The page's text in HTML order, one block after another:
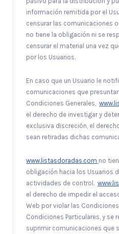
información remitida por el
censurar las comunicaciones
no tiene la obligación ni se
censurar el material una vez
por los Usuarios.
En caso que un Usuario le
comunicaciones que
Condiciones Generales,
el derecho de investigar y
exclusiva discreción, el
sean retiradas dichas
www.listasdoradas.com no
obligación hacia los Usuarios
actividades de control.
el derecho de impedir el
Web por violar las
Condiciones Particulares, y se
suprimir comunicaciones que